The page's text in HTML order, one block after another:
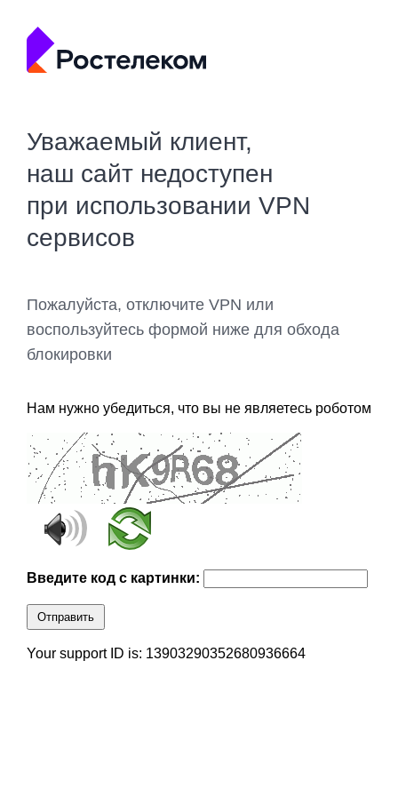
Уважаемый клиент,
наш сайт недоступен
при использовании VPN
сервисов
Пожалуйста, отключите VPN или
воспользуйтесь формой ниже для обхода
блокировки
Нам нужно убедиться, что вы не являетесь роботом
Введите код с картинки:
Отправить
Your support ID is: 13903290352680936664